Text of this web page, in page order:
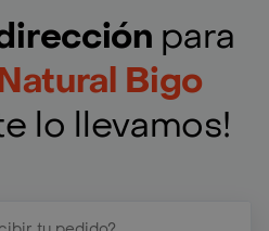
para
Bigo
lo llevamos!